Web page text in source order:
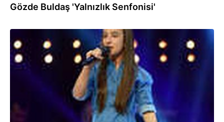
Gözde Buldaş 'Yalnızlık Senfonisi'
12.08.2018